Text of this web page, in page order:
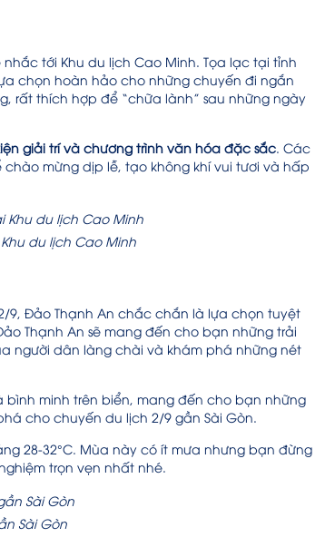
tới Khu du lịch Cao Minh. Tọa lạc tại tỉnh
chọn hoàn hảo cho những chuyến đi ngắn
rất thích hợp để “chữa lành” sau những ngày
giải trí và chương trình văn hóa đặc sắc. Các
mừng dịp lễ, tạo không khí vui tươi và hấp
du lịch Cao Minh
9, Đảo Thạnh An chắc chắn là lựa chọn tuyệt
Thạnh An sẽ mang đến cho bạn những trải
người dân làng chài và khám phá những nét
minh trên biển, mang đến cho bạn những
cho chuyến du lịch 2/9 gần Sài Gòn.
28-32°C. Mùa này có ít mưa nhưng bạn đừng
trọn vẹn nhất nhé.
Sài Gòn